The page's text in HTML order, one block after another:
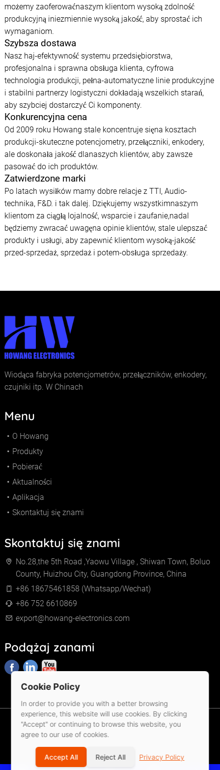
możemy zaoferowaćnaszym klientom wysoką zdolność
produkcyjną iniezmiennie wysoką jakość, aby sprostać ich
wymaganiom.
Szybsza dostawa
Nasz haj-efektywność systemu przedsiębiorstwa,
profesjonalna i sprawna obsługa klienta, cyfrowa
technologia produkcji, pełna-automatyczne linie produkcyjne
i stabilni partnerzy logistyczni dokładają wszelkich starań,
aby szybciej dostarczyć Ci komponenty.
Konkurencyjna cena
Od 2009 roku Howang stale koncentruje sięna kosztach
produkcji-skuteczne potencjometry, przełączniki, enkodery,
ale doskonała jakość dlanaszych klientów, aby zawsze
pasować do ich produktów.
Zatwierdzone marki
Po latach wysiłków mamy dobre relacje z TTI, Audio-
technika, F&D. i tak dalej. Dziękujemy wszystkimnaszym
klientom za ciągłą lojalność, wsparcie i zaufanie,nadal
będziemy zwracać uwagęna opinie klientów, stale ulepszać
produkty i usługi, aby zapewnić klientom wysoką-jakość
przed-sprzedaż, sprzedaż i potem-obsługa sprzedaży.
Wiodąca fabryka potencjometrów, przełączników, enkodery,
czujniki itp. W Chinach
Menu
O Howang
Produkty
Pobierać
Aktualności
Aplikacja
Skontaktuj się znami
Skontaktuj się znami
No.28,the 5th Road ,Yaowu Village , Shiwan Town, Boluo
County, Huizhou City, Guangdong Province, China
+86 18675461858 (Whatsapp/Wechat)
+86 752 6610869
export@howang-electronics.com
Podążaj zanami
© 2026 Huizhou Howang Electronics Co.,Ltd
Polityka prywatności
Warunki usługi
Cookie Policy
In order to provide you with a better browsing
experience, this website will use cookies. By clicking
"Accept" or continuing to browse this website, you
agree to our use of cookies.
Accept All Reject All Privacy Policy